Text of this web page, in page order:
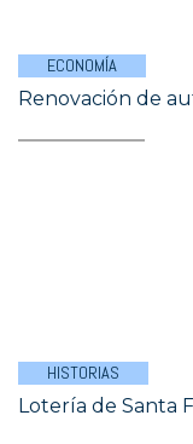
ECONOMÍA
Renovación de
HISTORIAS
Lotería de Santa